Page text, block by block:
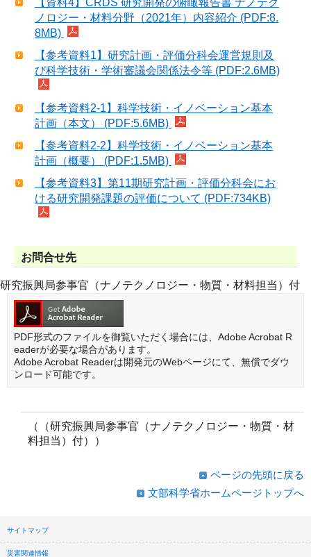
ノロジー・材料分野（2021年）内容紹介 (PDF:8.
8MB)
【参考資料1】研究計画・評価分科会運営規則及
び科学技術・学術審議会関係法令等 (PDF:2.6MB)
【参考資料2-1】科学技術・イノベーション基本
計画（本文） (PDF:5.6MB)
【参考資料2-2】科学技術・イノベーション基本
計画（概要） (PDF:1.5MB)
【参考資料3】第11期研究計画・評価分科会にお
ける研究開発課題の評価について (PDF:734KB)
お問合せ先
研究振興局参事官（ナノテクノロジー・物質・材料担当）付
PDF形式のファイルを御覧いただく場合には、Adobe Acrobat R
eaderが必要な場合があります。
Adobe Acrobat Readerは開発元のWebページにて、無償でダウ
ンロード可能です。
（（研究振興局参事官（ナノテクノロジー・物質・材
料担当）付））
ページの先頭に戻る
文部科学省ホームページトップへ
サイトマップ
災害関連情報